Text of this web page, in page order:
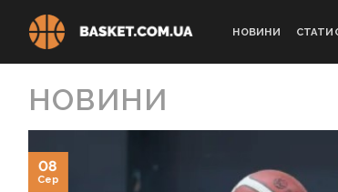
НОВИНИ
НОВИНИ
08
Сер